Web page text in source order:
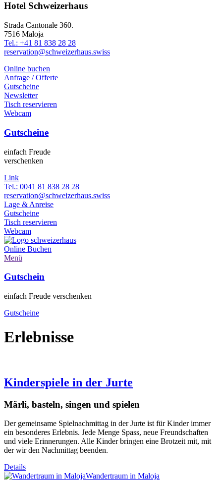
Hotel Schweizerhaus
Strada Cantonale 360.
7516 Maloja
Tel.: +41 81 838 28 28
reservation@schweizerhaus.swiss
Online buchen
Anfrage / Offerte
Gutscheine
Newsletter
Tisch reservieren
Webcam
Gutscheine
einfach Freude
verschenken
Link
Tel.: 0041 81 838 28 28
reservation@schweizerhaus.swiss
Lage & Anreise
Gutscheine
Tisch reservieren
Webcam
Online Buchen
Menü
Gutschein
einfach Freude verschenken
Gutscheine
Erlebnisse
Kinderspiele in der Jurte
Märli, basteln, singen und spielen
Der gemeinsame Spielnachmittag in der Jurte ist für Kinder immer
ein besonderes Erlebnis. Jede Menge Spass, neue Freundschaften
und viele Erinnerungen. Alle Kinder bringen eine Brotzeit mit, mit
der wir den Nachmittag beenden.
Details
Wandertraum in Maloja